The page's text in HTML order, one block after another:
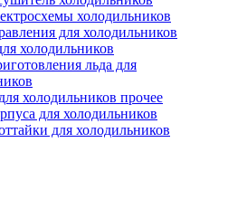
холодильников
для холодильников
холодильников
льда для
холодильников прочее
для холодильников
для холодильников